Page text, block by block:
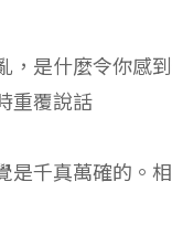
是什麼令你感到
重覆說話
千真萬確的